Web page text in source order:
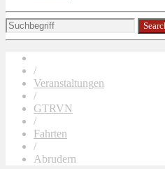
/
Veranstaltungen
/
GTRVN
/
Fahrten
/
Abrudern